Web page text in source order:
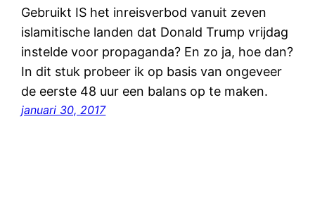
Gebruikt IS het inreisverbod vanuit zeven
islamitische landen dat Donald Trump vrijdag
instelde voor propaganda? En zo ja, hoe dan?
In dit stuk probeer ik op basis van ongeveer
de eerste 48 uur een balans op te maken.
januari 30, 2017